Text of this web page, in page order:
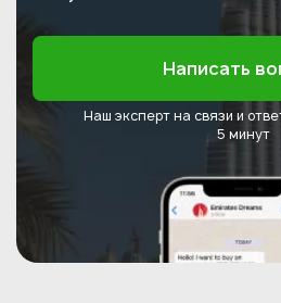
Написать
Наш эксперт на связи и
5 минут